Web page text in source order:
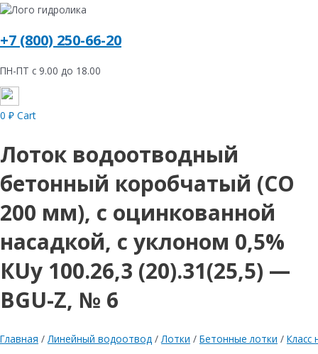
+7 (800) 250-66-20
ПН-ПТ с 9.00 до 18.00
0 ₽ Cart
Лоток водоотводный
бетонный коробчатый (СО
200 мм), с оцинкованной
насадкой, с уклоном 0,5%
КUу 100.26,3 (20).31(25,5) —
BGU-Z, № 6
Главная /Линейный водоотвод /Лотки / Бетонные лотки / Класс